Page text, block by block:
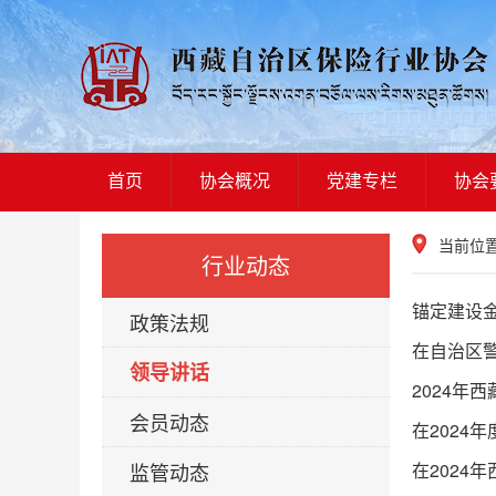
首页 协会概况 党建专栏 协会
行业动态
政策法规
领导讲话
会员动态
监管动态
当前位
锚定建设
在自治区
2024年西
在2024年
在2024年